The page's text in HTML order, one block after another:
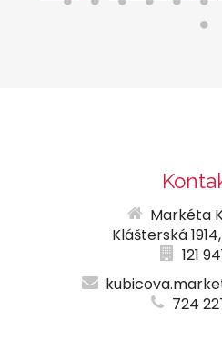
Markéta
Klášterská
121
724